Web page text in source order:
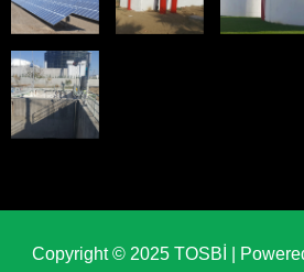
Copyright © 2025 TOSBİ |